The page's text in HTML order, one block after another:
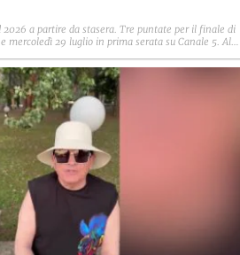
a partire da stasera. Tre puntate per il finale di
mercoledì 29 luglio in prima serata su Canale 5. Al
si rifiuta di seguirla in bagno, dove "non ci sono le
di lei da sola al concerto di Emma a Catania.
serale.